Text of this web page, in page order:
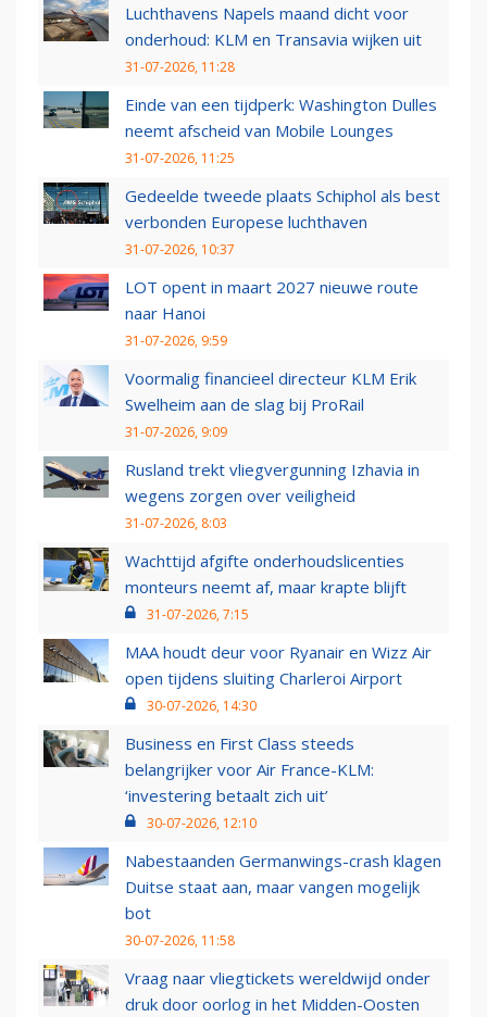
Luchthavens Napels maand dicht voor
onderhoud: KLM en Transavia wijken uit
31-07-2026, 11:28
Einde van een tijdperk: Washington Dulles
neemt afscheid van Mobile Lounges
31-07-2026, 11:25
Gedeelde tweede plaats Schiphol als best
verbonden Europese luchthaven
31-07-2026, 10:37
LOT opent in maart 2027 nieuwe route
naar Hanoi
31-07-2026, 9:59
Voormalig financieel directeur KLM Erik
Swelheim aan de slag bij ProRail
31-07-2026, 9:09
Rusland trekt vliegvergunning Izhavia in
wegens zorgen over veiligheid
31-07-2026, 8:03
Wachttijd afgifte onderhoudslicenties
monteurs neemt af, maar krapte blijft
31-07-2026, 7:15
MAA houdt deur voor Ryanair en Wizz Air
open tijdens sluiting Charleroi Airport
30-07-2026, 14:30
Business en First Class steeds
belangrijker voor Air France-KLM:
‘investering betaalt zich uit’
30-07-2026, 12:10
Nabestaanden Germanwings-crash klagen
Duitse staat aan, maar vangen mogelijk
bot
30-07-2026, 11:58
Vraag naar vliegtickets wereldwijd onder
druk door oorlog in het Midden-Oosten